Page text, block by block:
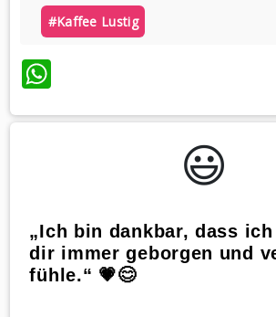
#kaffee Lustig
WhatsApp
😃️
„Ich bin dankbar, dass
dir immer geborgen und
fühle.“ 💗😊